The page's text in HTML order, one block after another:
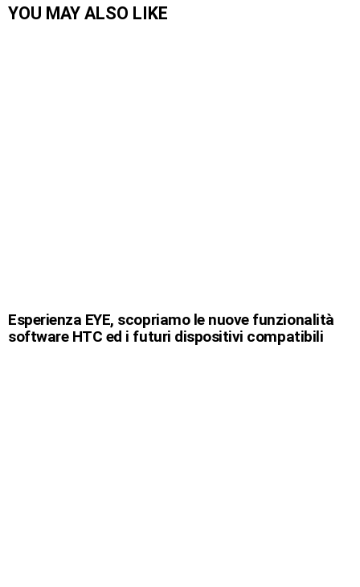
YOU MAY ALSO LIKE
Esperienza EYE, scopriamo le nuove funzionalità
software HTC ed i futuri dispositivi compatibili